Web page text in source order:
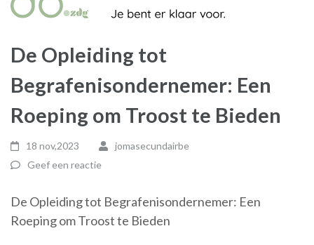
De Opleiding tot
Begrafenisondernemer: Een
Roeping om Troost te Bieden
18 nov,2023
jomasecundairbe
Geef een reactie
De Opleiding tot Begrafenisondernemer: Een
Roeping om Troost te Bieden